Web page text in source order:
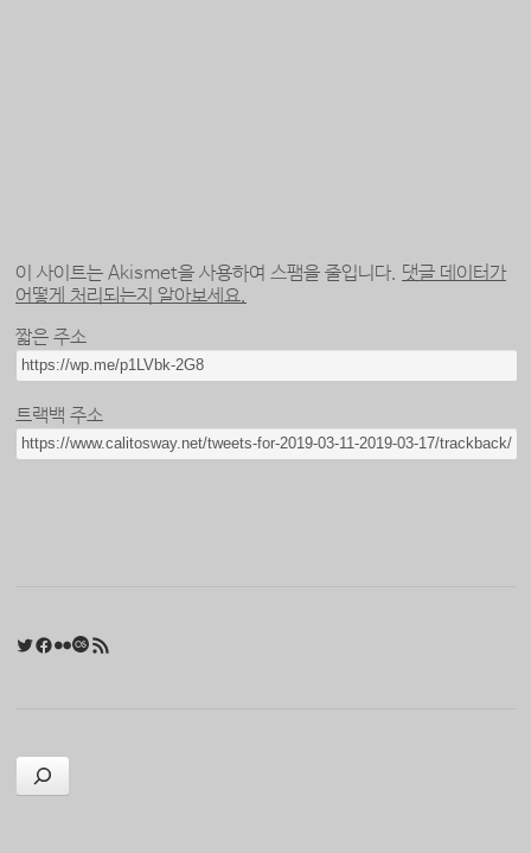
이 사이트는 Akismet을 사용하여 스팸을 줄입니다. 댓글 데이터가
어떻게 처리되는지 알아보세요.
짧은 주소
트랙백 주소
Twitter
Facebook
FlickrLast.fm
검색